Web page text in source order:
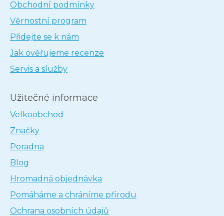
Obchodní podmínky
Věrnostní program
Přidejte se k nám
Jak ověřujeme recenze
Servis a služby
Užitečné informace
Velkoobchod
Značky
Poradna
Blog
Hromadná objednávka
Pomáháme a chráníme přírodu
Ochrana osobních údajů